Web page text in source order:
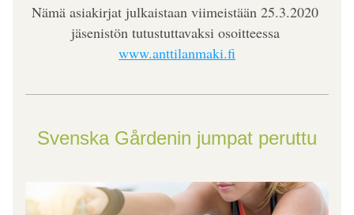
Nämä asiakirjat julkaistaan viimeistään 25.3.2020
jäsenistön tutustuttavaksi osoitteessa
www.anttilanmaki.fi
Svenska Gårdenin jumpat peruttu